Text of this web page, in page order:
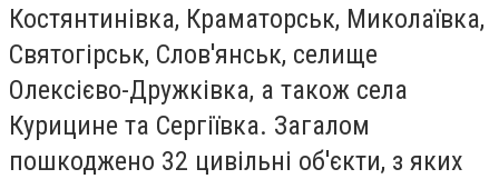
Костянтинівка, Краматорськ, Миколаївка,
Святогірськ, Слов'янськ, селище
Олексієво-Дружківка, а також села
Курицине та Сергіївка. Загалом
пошкоджено 32 цивільні об'єкти, з яких